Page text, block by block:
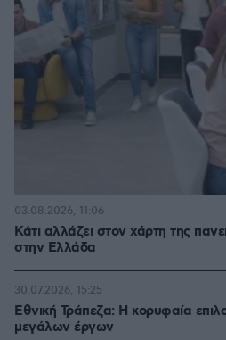
Κάτι αλλάζει στον χάρτη της
στην Ελλάδα
03.08.2026, 11:06
Εθνική Τράπεζα: Η κορυφαία
μεγάλων έργων
30.07.2026, 15:25